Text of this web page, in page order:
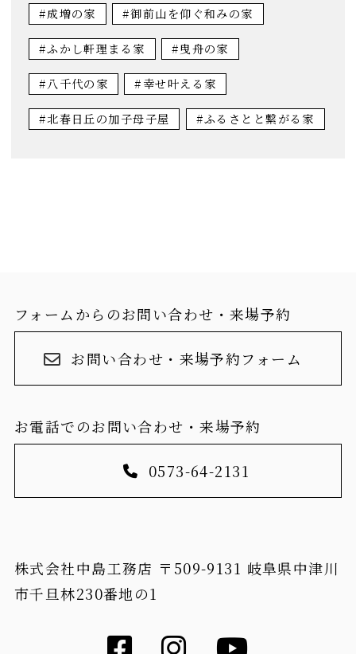
#成増の家 #御前山を仰ぐ和みの家
#ふかし軒理まる家 #曳舟の家
#八千代の家 #幸せ叶える家
#北春日丘の加子母子屋 #ふるさとと繋がる家
フォームからのお問い合わせ・来場予約
お問い合わせ・来場予約フォーム
お電話でのお問い合わせ・来場予約
0573-64-2131
株式会社中島工務店 〒509-9131 岐阜県中津川
市千旦林230番地の1